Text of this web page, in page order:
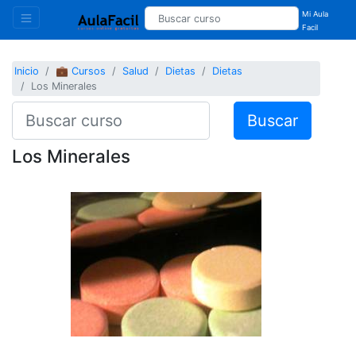
Mi Aula
Facil
Inicio 💼 Cursos Salud Dietas
Dietas
Los Minerales
Buscar
Los Minerales